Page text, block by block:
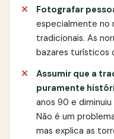
Fotografar
especialmente no
tradicionais. As
bazares turísticos
Assumir que a
puramente
anos 90 e
Não é um
mas explica as